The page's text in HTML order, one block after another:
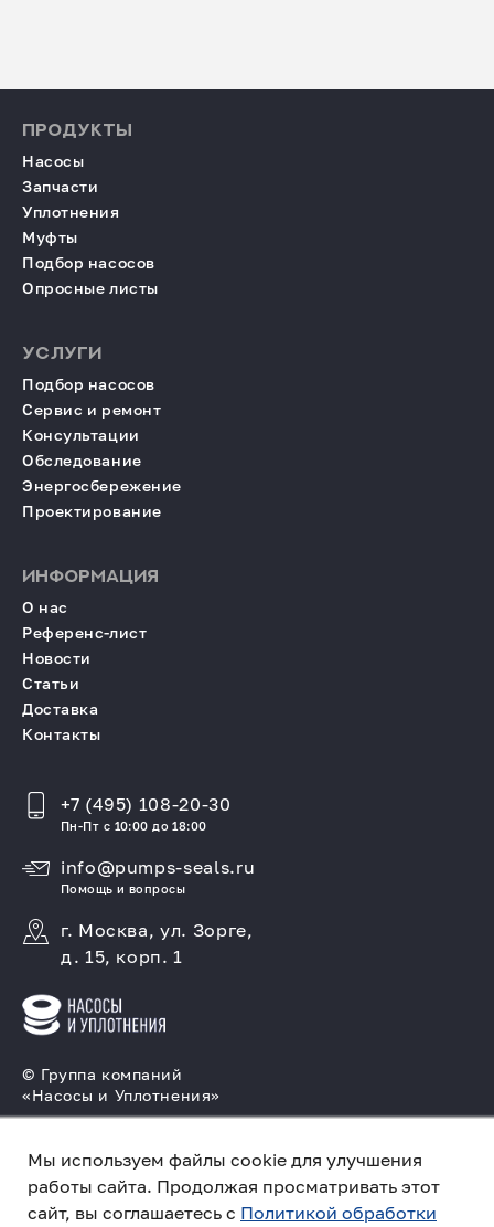
Мы используем файлы cookie для улучшения
работы сайта. Продолжая просматривать этот
сайт, вы соглашаетесь с Политикой обработки
© Группа компаний
«Насосы и Уплотнения»
торцовых уплотнений
Политика конфиденциальности
ПРОДУКТЫ
Насосы
Запчасти
Уплотнения
Муфты
Подбор насосов
Опросные листы
УСЛУГИ
Подбор насосов
Сервис и ремонт
Консультации
Обследование
Энергосбережение
Проектирование
ИНФОРМАЦИЯ
О нас
Референс-лист
Новости
Статьи
Доставка
Контакты
+7 (495) 108-20-30
Пн-Пт с 10:00 до 18:00
info@pumps-seals.ru
Помощь и вопросы
г. Москва, ул. Зорге,
д. 15, корп. 1